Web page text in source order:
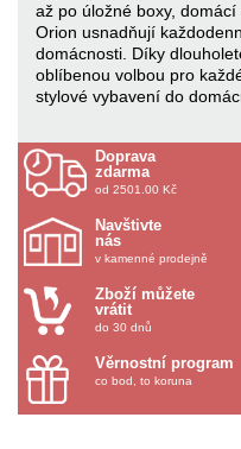
až po úložné boxy,
Orion usnadňují
domácnosti. Díky
oblíbenou volbou pro
stylové vybavení do
Doprava
zdarma
od 2501.00 Kč
Navštivte
nás
v kamenné prodejně
Zboží můžete
vrátit
do 30 dnů
Věrnostní program
co bod, to koruna